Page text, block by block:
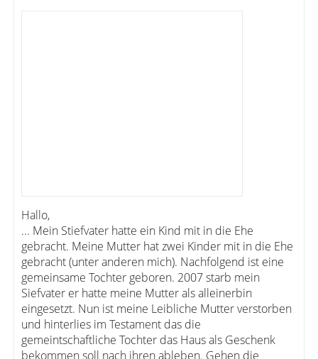
Hallo,
... Mein Stiefvater hatte ein Kind mit in die Ehe
gebracht. Meine Mutter hat zwei Kinder mit in die Ehe
gebracht (unter anderen mich). Nachfolgend ist eine
gemeinsame Tochter geboren. 2007 starb mein
Siefvater er hatte meine Mutter als alleinerbin
eingesetzt. Nun ist meine Leibliche Mutter verstorben
und hinterlies im Testament das die
gemeintschaftliche Tochter das Haus als Geschenk
bekommen soll nach ihren ableben. Gehen die